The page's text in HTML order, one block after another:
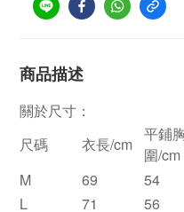
商品描述
關於尺寸：
尺碼
衣長/cm
平鋪
圍/cm
M
69 54
L
71 56